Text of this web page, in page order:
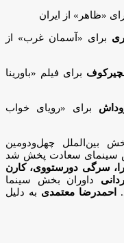
«ظاهر» از ایران
برای «آسمان غرب» از
برای فیلم «باورینا
برای «رویای خواب
بین‌الملل چهل‌ودومین
سینمای سعادت پخش شد
سرگی دورستووی، کارن
داوران بخش سینما
احمدرضا معتمدی به دلیل